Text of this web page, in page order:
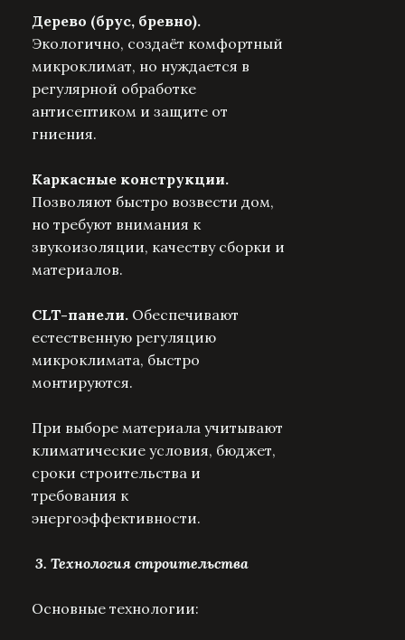
Дерево (брус, бревно).
Экологично, создаёт комфортный
микроклимат, но нуждается в
регулярной обработке
антисептиком и защите от
гниения.
Каркасные конструкции.
Позволяют быстро возвести дом,
но требуют внимания к
звукоизоляции, качеству сборки и
материалов.
CLT-панели. Обеспечивают
естественную регуляцию
микроклимата, быстро
монтируются.
При выборе материала учитывают
климатические условия, бюджет,
сроки строительства и
требования к
энергоэффективности.
3. Технология строительства
Основные технологии: